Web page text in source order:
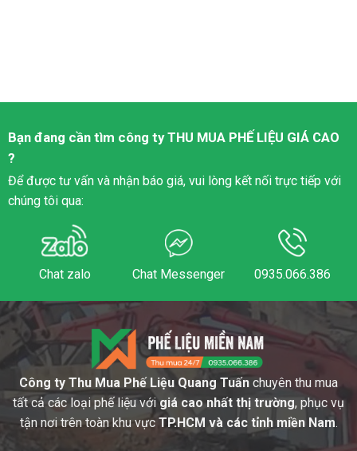
Bạn đang cần tìm công tyTHU MUA PHẾ LIỆU GIÁ CAO
?
Để được tư vấn và nhận báo giá, vui lòng kết nối trực tiếp với
chúng tôi qua:
Chat zalo Chat Messenger 0935.066.386
Công ty Thu Mua Phế Liệu Quang Tuấn chuyên thu mua
tất cả các loại phế liệu vớigiá cao nhất thị trường, phục vụ
tận nơi trên toàn khu vực TP.HCM và các tỉnh miền Nam.